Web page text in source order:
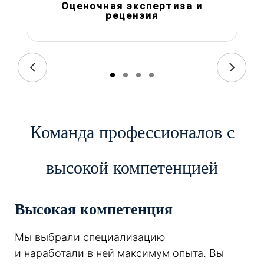
Оценочная экспертиза и
рецензия
Команда профессионалов с
высокой компетенцией
Высокая компетенция
Мы выбрали специализацию
и наработали в ней максимум опыта. Вы